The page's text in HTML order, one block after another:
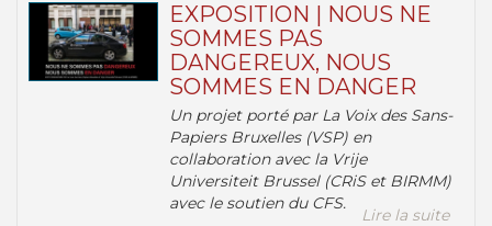
EXPOSITION | NOUS NE
SOMMES PAS
DANGEREUX, NOUS
SOMMES EN DANGER
Un projet porté par La Voix des Sans-
Papiers Bruxelles (VSP) en
collaboration avec la Vrije
Universiteit Brussel (CRiS et BIRMM)
avec le soutien du CFS.
Lire la suite